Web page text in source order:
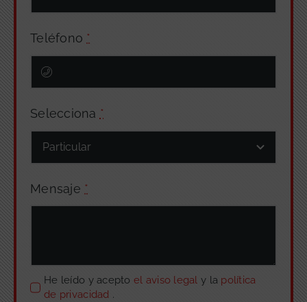
Teléfono *
Selecciona *
Mensaje *
He leído y acepto el aviso legaly la política
de privacidad .